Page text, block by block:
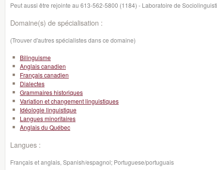
Peut aussi être rejointe au 613-562-5800 (1184) - Laboratoire de
Domaine(s) de spécialisation :
(Trouver d'autres spécialistes dans ce domaine)
Bilinguisme
Anglais canadien
Français canadien
Dialectes
Grammaires historiques
Variation et changement linguistiques
Idéologie linguistique
Langues minoritaires
Anglais du Québec
Langues :
Français et anglais, Spanish/espagnol; Portuguese/portuguais